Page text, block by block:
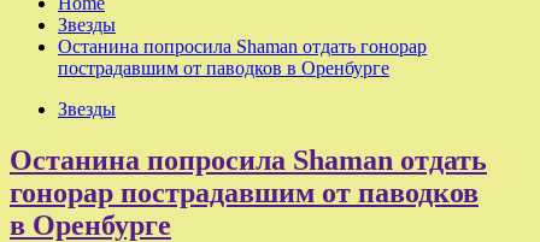
Звезды
Останина попросила Shaman отдать гонорар
пострадавшим от паводков в Оренбурге
Звезды
Останина попросила Shaman отдать
гонорар пострадавшим от паводков
в Оренбурге